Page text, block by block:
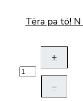
Tëra pa tö! N
+
–